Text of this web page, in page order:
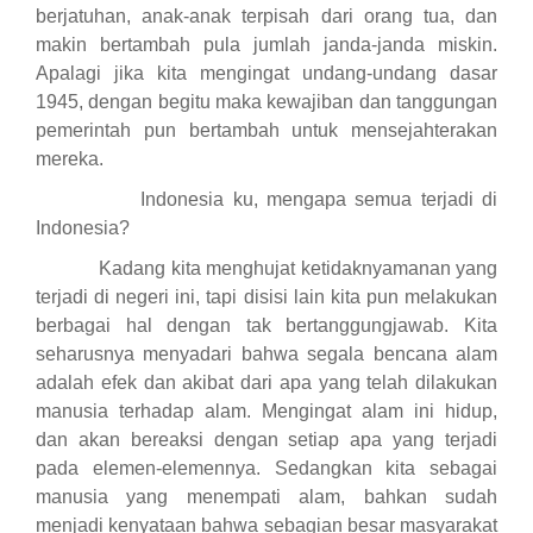
berjatuhan, anak-anak terpisah dari orang tua, dan
makin bertambah pula jumlah janda-janda miskin.
Apalagi jika kita mengingat undang-undang dasar
1945, dengan begitu maka kewajiban dan tanggungan
pemerintah pun bertambah untuk mensejahterakan
mereka.
Indonesia ku, mengapa semua terjadi di
Indonesia?
Kadang kita menghujat ketidaknyamanan yang
terjadi di negeri ini, tapi disisi lain kita pun melakukan
berbagai hal dengan tak bertanggungjawab. Kita
seharusnya menyadari bahwa segala bencana alam
adalah efek dan akibat dari apa yang telah dilakukan
manusia terhadap alam. Mengingat alam ini hidup,
dan akan bereaksi dengan setiap apa yang terjadi
pada elemen-elemennya. Sedangkan kita sebagai
manusia yang menempati alam, bahkan sudah
menjadi kenyataan bahwa sebagian besar masyarakat